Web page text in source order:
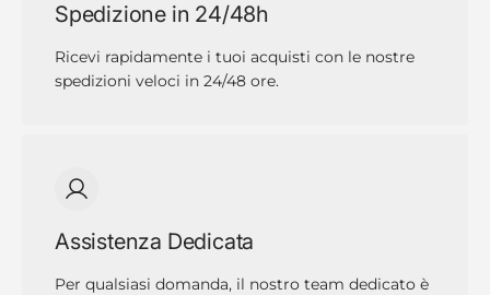
Spedizione in 24/48h
Ricevi rapidamente i tuoi acquisti con le nostre
spedizioni veloci in 24/48 ore.
Assistenza Dedicata
Per qualsiasi domanda, il nostro team dedicato è